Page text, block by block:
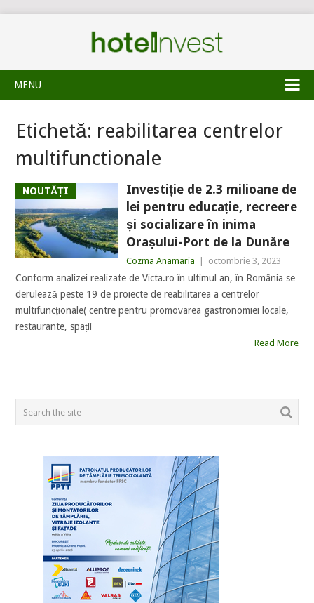
MENU
Etichetă: reabilitarea centrelor
multifunctionale
NOUTĂȚI
Investiție de 2.3 milioane de
lei pentru educație, recreere
și socializare în inima
Orașului-Port de la Dunăre
Cozma Anamaria octombrie 3, 2023
Conform analizei realizate de Victa.ro în ultimul an, în România se
derulează peste 19 de proiecte de reabilitarea a centrelor
multifuncționale( centre pentru promovarea gastronomiei locale,
restaurante, spații
Read More
POSTS
NAVIGATION